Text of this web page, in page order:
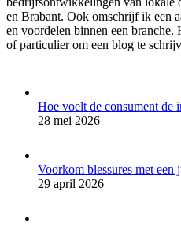
en Brabant. Ook omschrijf ik een
en voordelen binnen een
of particulier om een blog te
Hoe voelt de consument de
28 mei 2026
Voorkom blessures met
29 april 2026